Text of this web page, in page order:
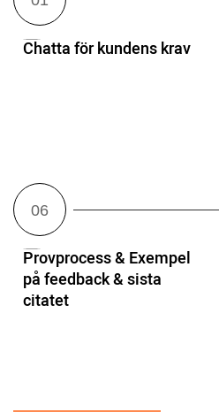
Chatta för kundens krav
Provprocess & Exempel
på feedback & sista
citatet